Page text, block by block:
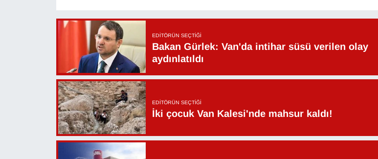
EDITÖRÜN SEÇTIĞI
Bakan Gürlek: Van'da intihar süsü verilen olay
aydınlatıldı
EDITÖRÜN SEÇTIĞI
İki çocuk Van Kalesi'nde mahsur kaldı!